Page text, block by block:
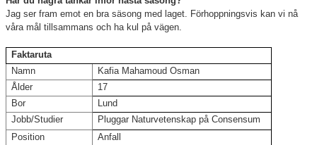
Jag ser fram emot en bra säsong med laget. Förhoppningsvis kan vi nå
våra mål tillsammans och ha kul på vägen.
Faktaruta
Namn
Kafia Mahamoud Osman
Ålder
17
Bor
Lund
Jobb/Studier
Pluggar Naturvetenskap på Consensum
Position
Anfall